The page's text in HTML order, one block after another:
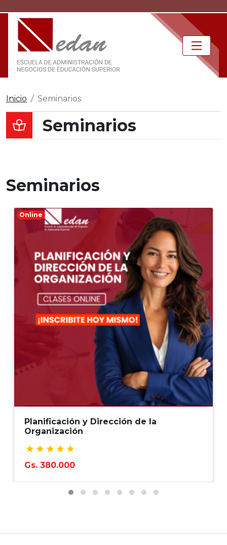
Inicio Seminarios
Seminarios
Seminarios
Online
Planificación y Dirección de la
Organización
Gs. 380.000
Objetivo general:
Desarrollar competencias parauna
gestión eficaz,fortaleciendo habilidades
enplanificación, dirección,liderazgo y
motivación, conherramientas para la
toma dedecisiones y la optimización
deldesempeño organizacional.